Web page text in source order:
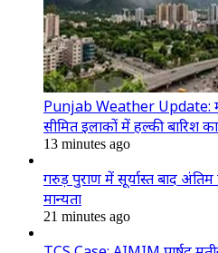
Punjab Weather Update:
सीमित इलाकों में हल्की बारिश
13 minutes ago
गरुड़ पुराण में सूर्यास्त बाद अंतिम
मान्यता
21 minutes ago